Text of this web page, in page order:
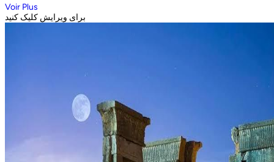
Voir Plus
برای ویرایش کلیک کنید